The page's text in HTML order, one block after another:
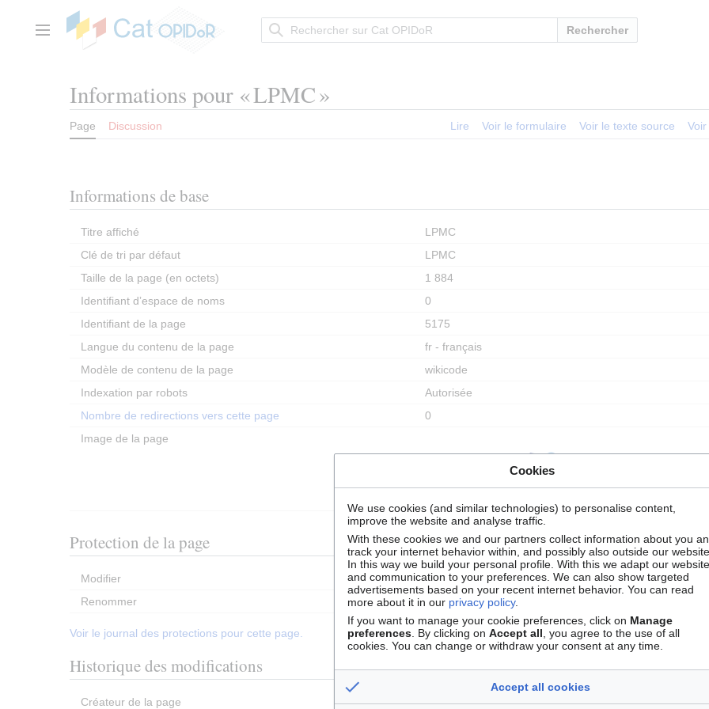
contenuMenu principal Rechercher
Informations pour « LPMC »
Page Discussion Lire Voir le formulaire Voir le texte source Voir
Informations de base
Titre affiché
LPMC
Clé de tri par défaut
LPMC
Taille de la page (en octets)
1 884
Identifiant dʼespace de noms
0
Identifiant de la page
5175
Langue du contenu de la page
fr - français
Modèle de contenu de la page
wikicode
Indexation par robots
Autorisée
Nombre de redirections vers cette page
0
Image de la page
Protection de la page
Modifier
Autoriser tous les utilisateurs (infini)
Renommer
Autoriser tous les utilisateurs (infini)
Voir le journal des protections pour cette page.
Historique des modifications
Créateur de la page Ourida (discussion|contributions)
Cookies
We use cookies (and similar technologies) to personalise content,
improve the website and analyse traffic.
With these cookies we and our partners collect information about you
track your internet behavior within, and possibly also outside our
In this way we build your personal profile. With this we adapt our website
and communication to your preferences. We can also show targeted
advertisements based on your recent internet behavior. You can read
more about it in our privacy policy.
If you want to manage your cookie preferences, click on Manage
preferences . By clicking on Accept all , you agree to the use of all
cookies. You can change or withdraw your consent at any time.
Accept all cookies